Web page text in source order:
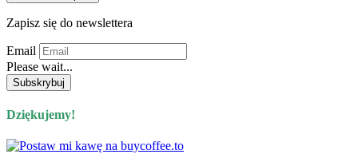
Zapisz się do newslettera
Email
Please wait...
Dziękujemy!